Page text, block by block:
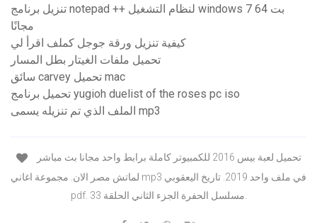
تنزيل برنامج notepad ++ لنظام التشغيل windows 7 64 بت
مجانًا
كيفية تنزيل ورقة جوجل كملف اقرأ لي
تحميل ملفات الغيتار بطل المسار
سائق carvey تحميل mac
تحميل برنامج yugioh duelist of the roses pc iso
الملف الذي تم تنزيله يسمى mp3
لماتش مصر الان. مجموعة اغاني mp3 في ملف واحد 2019. تاريخ اليعقوبي